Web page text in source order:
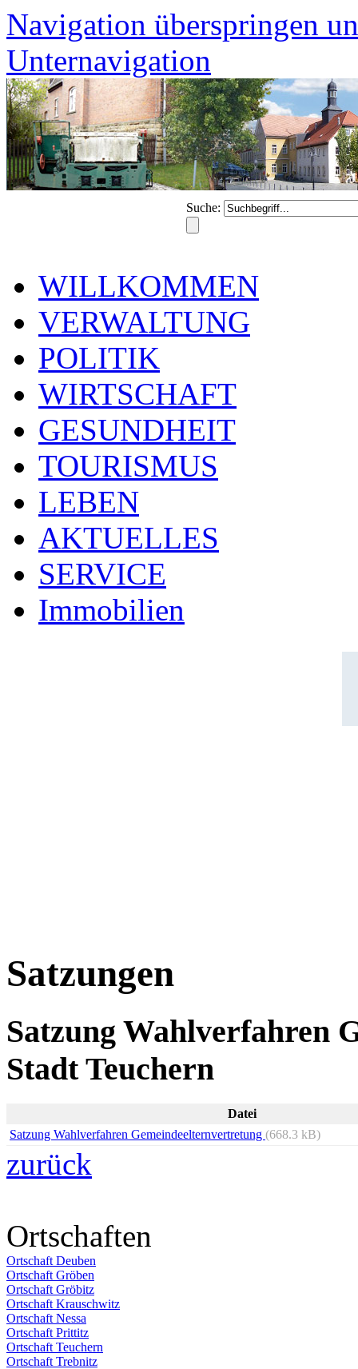
Navigation überspringen
Unternavigation
Suche:
WILLKOMMEN
VERWALTUNG
POLITIK
WIRTSCHAFT
GESUNDHEIT
TOURISMUS
LEBEN
AKTUELLES
SERVICE
Immobilien
Satzungen
Satzung Wahlverfahren
Stadt Teuchern
Datei
Satzung Wahlverfahren Gemeindeelternvertretung (668.3 kB)
zurück
Ortschaften
Ortschaft Deuben
Ortschaft Gröben
Ortschaft Gröbitz
Ortschaft Krauschwitz
Ortschaft Nessa
Ortschaft Prittitz
Ortschaft Teuchern
Ortschaft Trebnitz